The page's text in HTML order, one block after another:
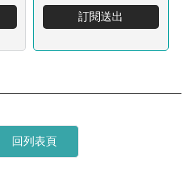
訂閱送出
回列表頁